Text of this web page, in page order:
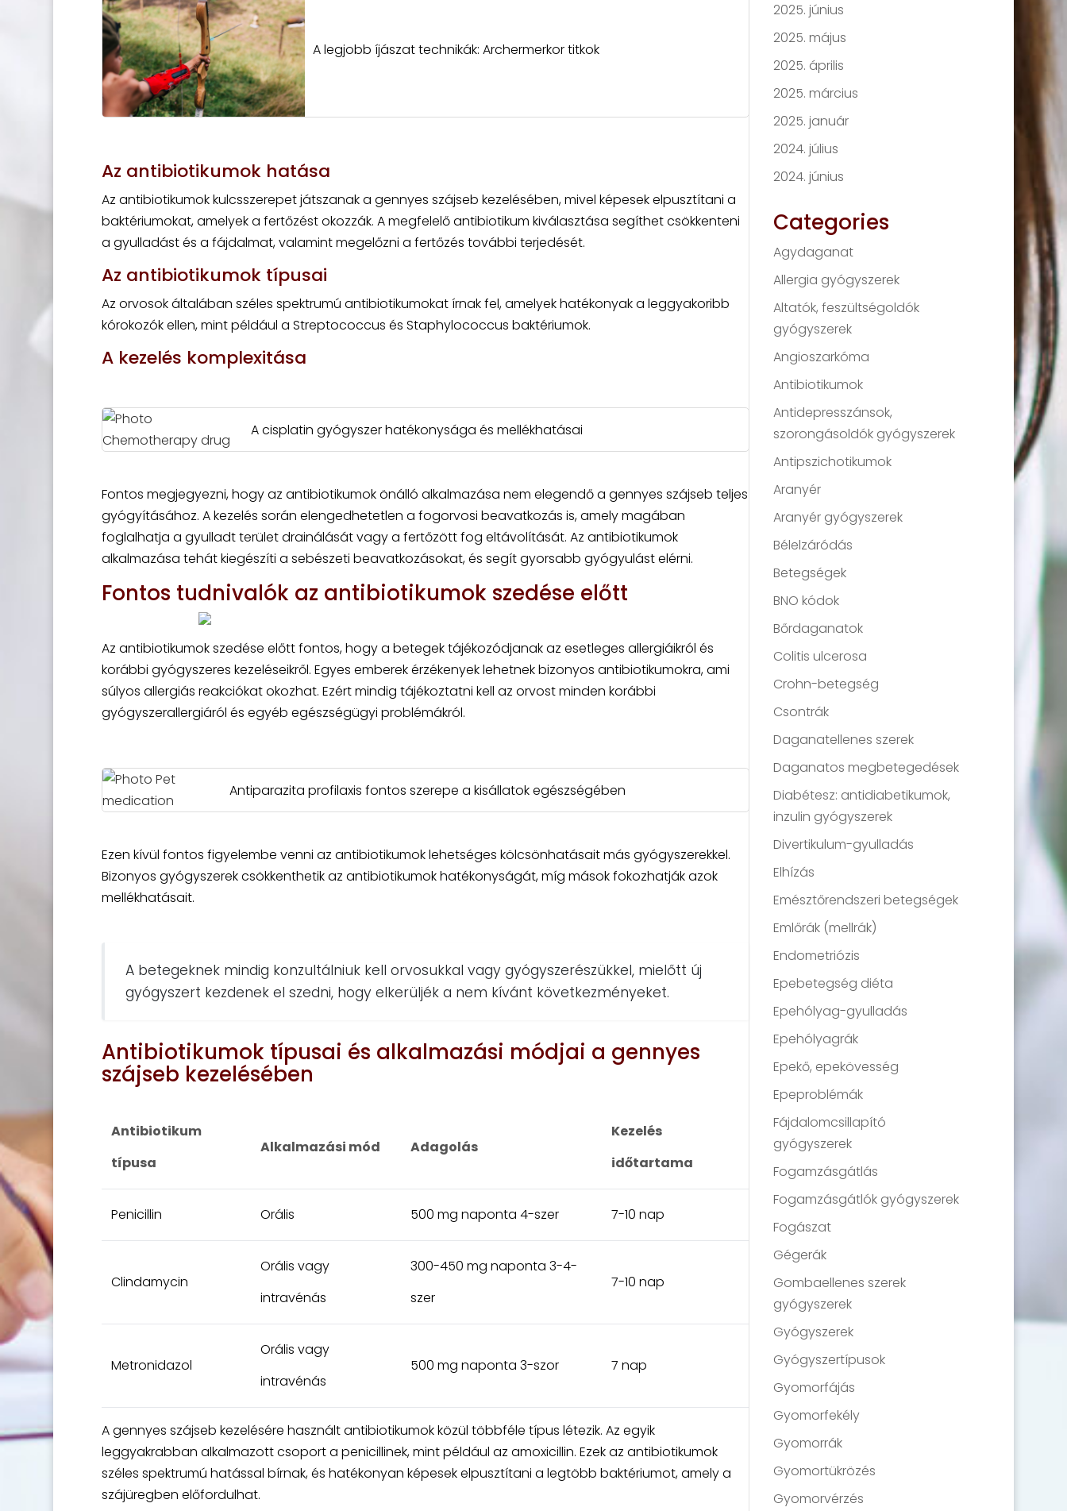
A legjobb íjászat technikák: Archermerkor titkok
Az antibiotikumok hatása
Az antibiotikumok kulcsszerepet játszanak a gennyes szájseb kezelésében, mivel képesek elpusztítani a
baktériumokat, amelyek a fertőzést okozzák. A megfelelő antibiotikum kiválasztása segíthet csökkenteni
a gyulladást és a fájdalmat, valamint megelőzni a fertőzés további terjedését.
Az antibiotikumok típusai
Az orvosok általában széles spektrumú antibiotikumokat írnak fel, amelyek hatékonyak a leggyakoribb
kórokozók ellen, mint például a Streptococcus és Staphylococcus baktériumok.
A kezelés komplexitása
A cisplatin gyógyszer hatékonysága és mellékhatásai
Fontos megjegyezni, hogy az antibiotikumok önálló alkalmazása nem elegendő a gennyes szájseb teljes
gyógyításához. A kezelés során elengedhetetlen a fogorvosi beavatkozás is, amely magában
foglalhatja a gyulladt terület drainálását vagy a fertőzött fog eltávolítását. Az antibiotikumok
alkalmazása tehát kiegészíti a sebészeti beavatkozásokat, és segít gyorsabb gyógyulást elérni.
Fontos tudnivalók az antibiotikumok szedése előtt
Az antibiotikumok szedése előtt fontos, hogy a betegek tájékozódjanak az esetleges allergiáikról és
korábbi gyógyszeres kezeléseikről. Egyes emberek érzékenyek lehetnek bizonyos antibiotikumokra, ami
súlyos allergiás reakciókat okozhat. Ezért mindig tájékoztatni kell az orvost minden korábbi
gyógyszerallergiáról és egyéb egészségügyi problémákról.
Antiparazita profilaxis fontos szerepe a kisállatok egészségében
Ezen kívül fontos figyelembe venni az antibiotikumok lehetséges kölcsönhatásait más gyógyszerekkel.
Bizonyos gyógyszerek csökkenthetik az antibiotikumok hatékonyságát, míg mások fokozhatják azok
mellékhatásait.
A betegeknek mindig konzultálniuk kell orvosukkal vagy gyógyszerészükkel, mielőtt új
gyógyszert kezdenek el szedni, hogy elkerüljék a nem kívánt következményeket.
Antibiotikumok típusai és alkalmazási módjai a gennyes
szájseb kezelésében
Antibiotikum
típusa
Alkalmazási mód Adagolás
Kezelés
időtartama
Penicillin Orális 500 mg naponta 4-szer 7-10 nap
Clindamycin
Orális vagy
intravénás
300-450 mg naponta 3-4-
szer
7-10 nap
Metronidazol
Orális vagy
intravénás
500 mg naponta 3-szor 7 nap
A gennyes szájseb kezelésére használt antibiotikumok közül többféle típus létezik. Az egyik
leggyakrabban alkalmazott csoport a penicillinek, mint például az amoxicillin. Ezek az antibiotikumok
széles spektrumú hatással bírnak, és hatékonyan képesek elpusztítani a legtöbb baktériumot, amely a
szájüregben előfordulhat.
2025. június
2025. május
2025. április
2025. március
2025. január
2024. július
2024. június
Categories
Agydaganat
Allergia gyógyszerek
Altatók, feszültségoldók
gyógyszerek
Angioszarkóma
Antibiotikumok
Antidepresszánsok,
szorongásoldók gyógyszerek
Antipszichotikumok
Aranyér
Aranyér gyógyszerek
Bélelzáródás
Betegségek
BNO kódok
Bőrdaganatok
Colitis ulcerosa
Crohn-betegség
Csontrák
Daganatellenes szerek
Daganatos megbetegedések
Diabétesz: antidiabetikumok,
inzulin gyógyszerek
Divertikulum-gyulladás
Elhízás
Emésztőrendszeri betegségek
Emlőrák (mellrák)
Endometriózis
Epebetegség diéta
Epehólyag-gyulladás
Epehólyagrák
Epekő, epekövesség
Epeproblémák
Fájdalomcsillapító
gyógyszerek
Fogamzásgátlás
Fogamzásgátlók gyógyszerek
Fogászat
Gégerák
Gombaellenes szerek
gyógyszerek
Gyógyszerek
Gyógyszertípusok
Gyomorfájás
Gyomorfekély
Gyomorrák
Gyomortükrözés
Gyomorvérzés